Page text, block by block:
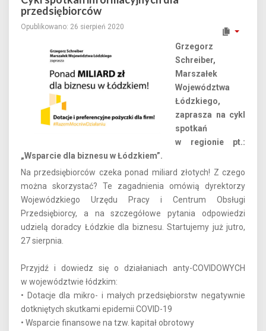
przedsiębiorców
Opublikowano: 26 sierpień 2020
Grzegorz
Schreiber,
Marszałek
Województwa
Łódzkiego,
zaprasza na cykl
spotkań
w regionie pt.:
„Wsparcie dla biznesu w Łódzkiem”.
Na przedsiębiorców czeka ponad miliard złotych! Z czego
można skorzystać? Te zagadnienia omówią dyrektorzy
Wojewódzkiego Urzędu Pracy i Centrum Obsługi
Przedsiębiorcy, a na szczegółowe pytania odpowiedzi
udzielą doradcy Łódzkie dla biznesu. Startujemy już jutro,
27 sierpnia.
Przyjdź i dowiedz się o działaniach anty-COVIDOWYCH
w województwie łódzkim:
• Dotacje dla mikro- i małych przedsiębiorstw negatywnie
dotkniętych skutkami epidemii COVID-19
• Wsparcie finansowe na tzw. kapitał obrotowy